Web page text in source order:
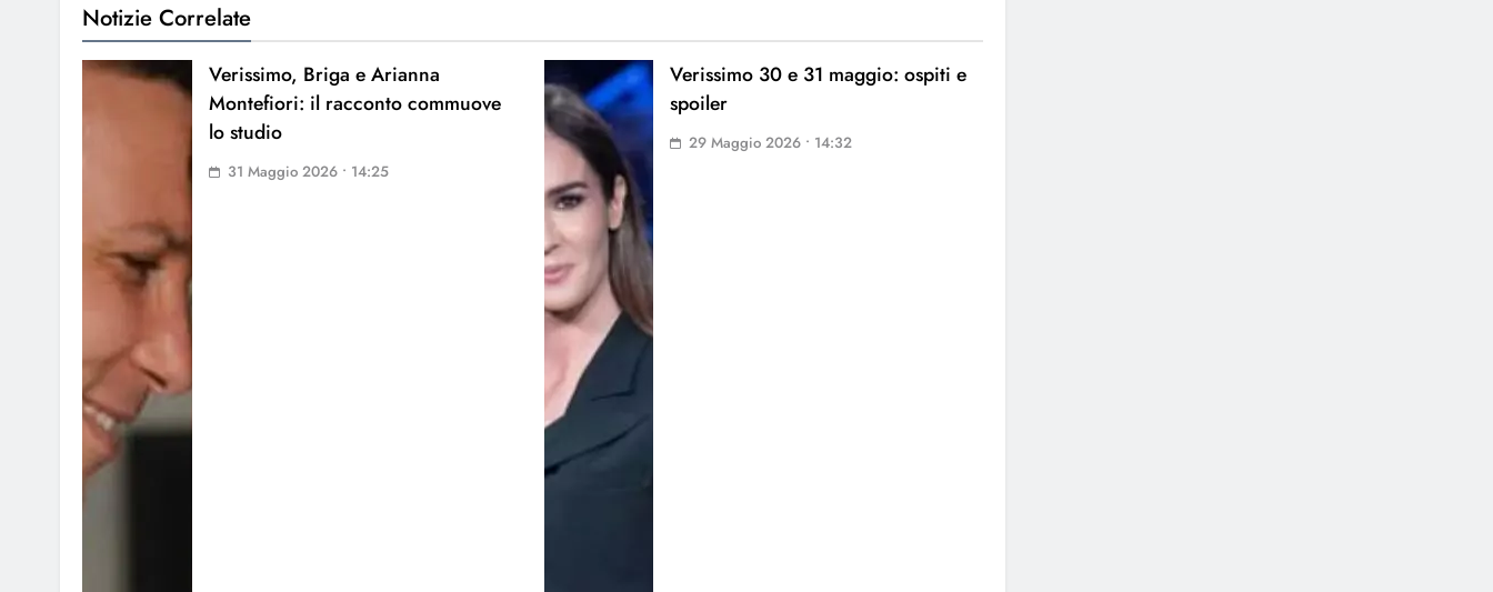
Notizie Correlate
Verissimo, Briga e Arianna
Montefiori: il racconto commuove
lo studio
31 Maggio 2026 • 14:25
Verissimo 30 e 31 maggio: ospiti e
spoiler
29 Maggio 2026 • 14:32